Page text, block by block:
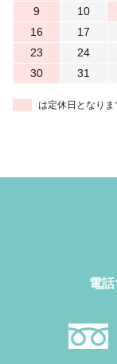
9
10
16
17
23
24
30
31
は定休日となりま
電